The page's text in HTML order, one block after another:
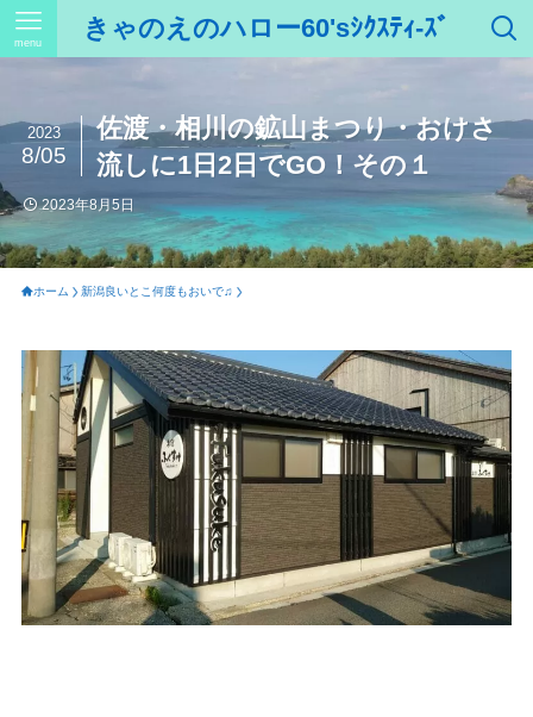
きゃのえのハロー60'sｼｸｽﾃｨ-ｽﾞ
menu
佐渡・相川の鉱山まつり・おけさ
流しに1日2日でGO！その１
2023
8/05
2023年8月5日
ホーム 新潟良いとこ何度もおいで♫